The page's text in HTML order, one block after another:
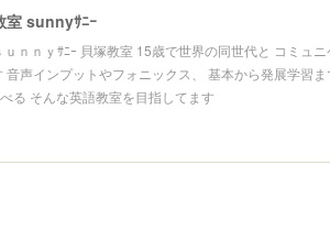
室 sunnyｻﾆｰ
ｎｎｙｻﾆｰ 貝塚教室 15歳で世界の同世代と コミュ
音声インプットやフォニックス、 基本から発展学習
る そんな英語教室を目指してます